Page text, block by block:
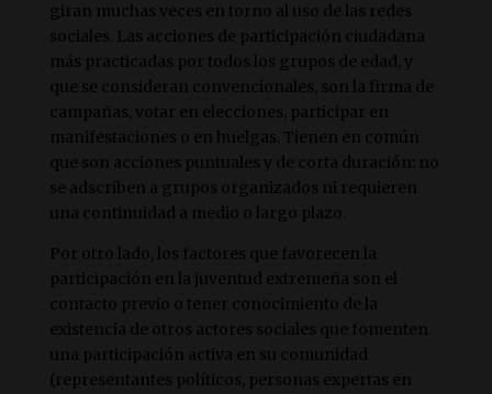
giran muchas veces en torno al uso de las redes
sociales. Las acciones de participación ciudadana
más practicadas por todos los grupos de edad, y
que se consideran convencionales, son la firma de
campañas, votar en elecciones, participar en
manifestaciones o en huelgas. Tienen en común
que son acciones puntuales y de corta duración: no
se adscriben a grupos organizados ni requieren
una continuidad a medio o largo plazo.
Por otro lado, los factores que favorecen la
participación en la juventud extremeña son el
contacto previo o tener conocimiento de la
existencia de otros actores sociales que fomenten
una participación activa en su comunidad
(representantes políticos, personas expertas en